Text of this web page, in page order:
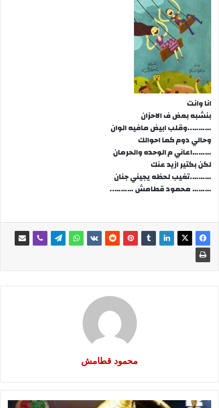
انا وانت
بنشبه بعض ف الاحزان
………..وقلب ابيض مافيه الوان
وحالي دوم كما احوالك
………اعاني م الوحده والحرمان
لكن بكتير ازيد عنك
……….تغيب لحظه يجيني جنان
……… محمود قطامش ………..
محمود قطامش
احب